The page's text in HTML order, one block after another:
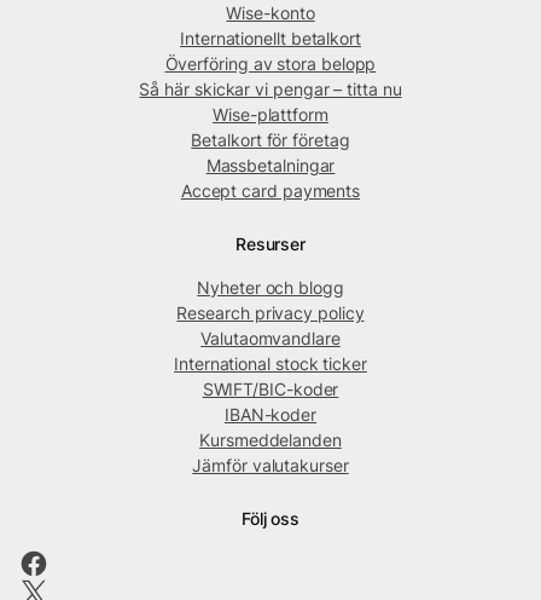
Wise-konto
Internationellt betalkort
Överföring av stora belopp
Så här skickar vi pengar – titta nu
Wise-plattform
Betalkort för företag
Massbetalningar
Accept card payments
Resurser
Nyheter och blogg
Research privacy policy
Valutaomvandlare
International stock ticker
SWIFT/BIC-koder
IBAN-koder
Kursmeddelanden
Jämför valutakurser
Följ oss